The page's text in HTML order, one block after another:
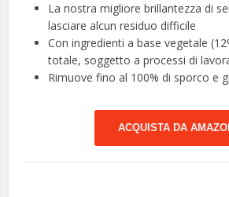
La nostra migliore brillantezza di
lasciare alcun residuo difficile
Con ingredienti a base vegetale
totale, soggetto a processi di
Rimuove fino al 100% di sporco e
ACQUISTA DA